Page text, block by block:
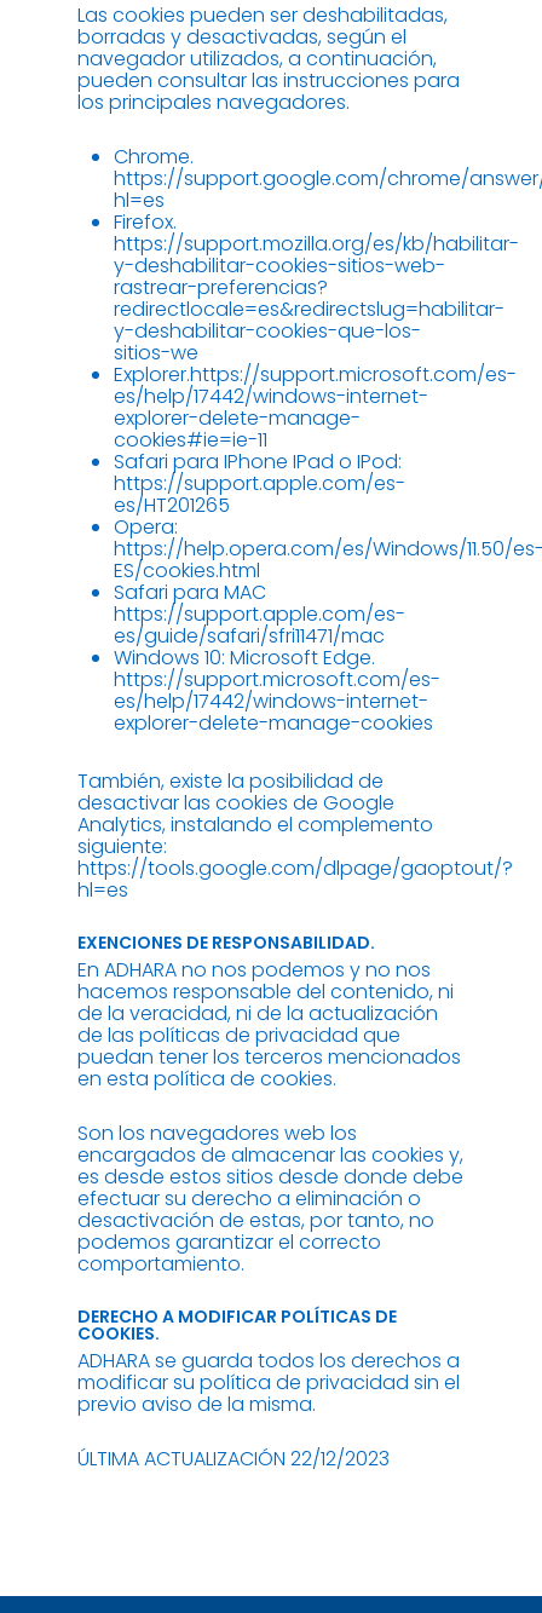
Las cookies pueden ser deshabilitadas,
borradas y desactivadas, según el
navegador utilizados, a continuación,
pueden consultar las instrucciones para
los principales navegadores.
Chrome.
https://support.google.com/chrome/
hl=es
Firefox.
https://support.mozilla.org/es/kb/habilitar-
y-deshabilitar-cookies-sitios-web-
rastrear-preferencias?
redirectlocale=es&redirectslug=habilitar-
y-deshabilitar-cookies-que-los-
sitios-we
Explorer.https://support.microsoft.com/es-
es/help/17442/windows-internet-
explorer-delete-manage-
cookies#ie=ie-11
Safari para IPhone IPad o IPod:
https://support.apple.com/es-
es/HT201265
Opera:
https://help.opera.com/es/Windows/11.50/
ES/cookies.html
Safari para MAC
https://support.apple.com/es-
es/guide/safari/sfri11471/mac
Windows 10: Microsoft Edge.
https://support.microsoft.com/es-
es/help/17442/windows-internet-
explorer-delete-manage-cookies
También, existe la posibilidad de
desactivar las cookies de Google
Analytics, instalando el complemento
siguiente:
https://tools.google.com/dlpage/gaoptout/?
hl=es
EXENCIONES DE RESPONSABILIDAD.
En ADHARA no nos podemos y no nos
hacemos responsable del contenido, ni
de la veracidad, ni de la actualización
de las políticas de privacidad que
puedan tener los terceros mencionados
en esta política de cookies.
Son los navegadores web los
encargados de almacenar las cookies y,
es desde estos sitios desde donde debe
efectuar su derecho a eliminación o
desactivación de estas, por tanto, no
podemos garantizar el correcto
comportamiento.
DERECHO A MODIFICAR POLÍTICAS DE
COOKIES.
ADHARA se guarda todos los derechos a
modificar su política de privacidad sin el
previo aviso de la misma.
ÚLTIMA ACTUALIZACIÓN 22/12/2023